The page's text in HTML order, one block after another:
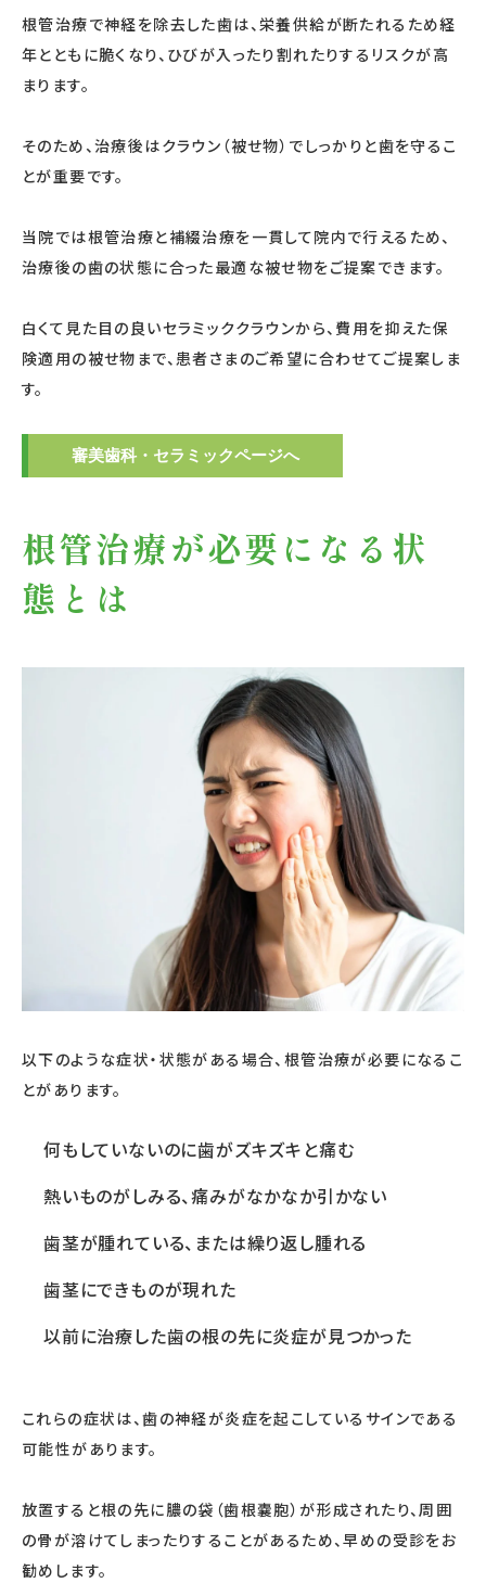
根管治療で神経を除去した歯は、栄養供給が断たれるため経
年とともに脆くなり、ひびが入ったり割れたりするリスクが高
まります。
そのため、治療後はクラウン（被せ物）でしっかりと歯を守るこ
とが重要です。
当院では根管治療と補綴治療を一貫して院内で行えるため、
治療後の歯の状態に合った最適な被せ物をご提案できます。
白くて見た目の良いセラミッククラウンから、費用を抑えた保
険適用の被せ物まで、患者さまのご希望に合わせてご提案しま
す。
審美歯科・セラミックページへ
根管治療が必要になる状
態とは
以下のような症状・状態がある場合、根管治療が必要になるこ
とがあります。
何もしていないのに歯がズキズキと痛む
熱いものがしみる、痛みがなかなか引かない
歯茎が腫れている、または繰り返し腫れる
歯茎にできものが現れた
以前に治療した歯の根の先に炎症が見つかった
これらの症状は、歯の神経が炎症を起こしているサインである
可能性があります。
放置すると根の先に膿の袋（歯根嚢胞）が形成されたり、周囲
の骨が溶けてしまったりすることがあるため、早めの受診をお
勧めします。